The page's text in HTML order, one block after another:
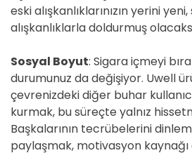
eski alışkanlıklarınızın yerini yeni,
alışkanlıklarla doldurmuş
Sosyal Boyut: Sigara içmeyi
durumunuz da değişiyor. Uwell
çevrenizdeki diğer buhar
kurmak, bu süreçte yalnız
Başkalarının tecrübelerini
paylaşmak, motivasyon kaynağı